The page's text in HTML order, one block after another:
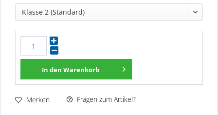
Klasse 2 (Standard)
In den Warenkorb
Merken Fragen zum Artikel?